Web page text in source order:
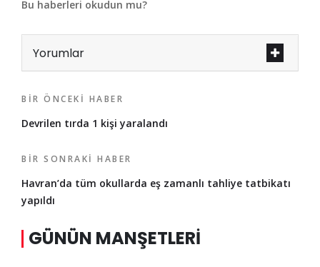
Bu haberleri okudun mu?
Yorumlar
BIR ÖNCEKI HABER
Devrilen tırda 1 kişi yaralandı
BIR SONRAKI HABER
Havran’da tüm okullarda eş zamanlı tahliye tatbikatı
yapıldı
GÜNÜN MANŞETLERI